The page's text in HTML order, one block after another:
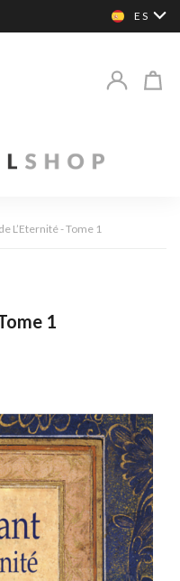
ES
L’Eternité - Tome 1
1